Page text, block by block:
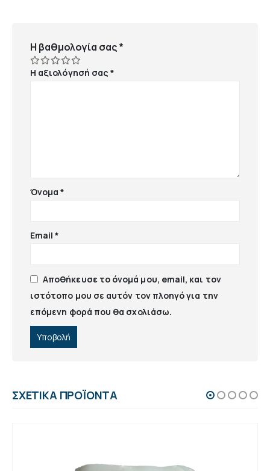
Η βαθμολογία σας*
Η αξιολόγησή σας*
Όνομα*
Email*
Αποθήκευσε το όνομά μου, email, και τον
ιστότοπο μου σε αυτόν τον πλοηγό για την
επόμενη φορά που θα σχολιάσω.
ΣΧΕΤΙΚΆ ΠΡΟΪΌΝΤΑ